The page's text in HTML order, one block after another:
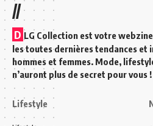
//
D LG Collection est votre
les toutes dernières tendances et
hommes et femmes. Mode,
n’auront plus de secret pour vous !
Lifestyle